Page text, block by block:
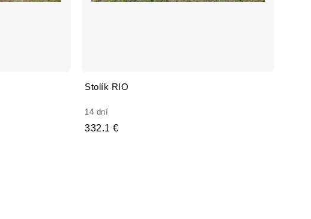
Stolík RIO
14 dní
332.1 €